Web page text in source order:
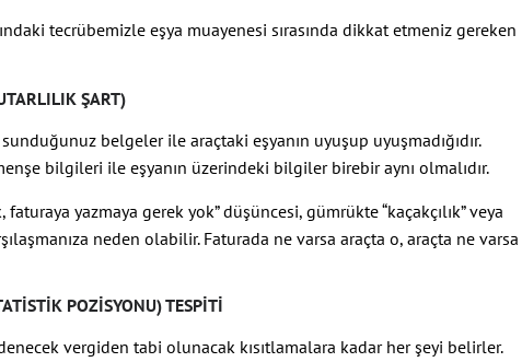
tecrübemizle eşya muayenesi sırasında dikkat etmeniz gereken
ŞART)
belgeler ile araçtaki eşyanın uyuşup uyuşmadığıdır.
bilgileri ile eşyanın üzerindeki bilgiler birebir aynı olmalıdır.
yazmaya gerek yok” düşüncesi, gümrükte “kaçakçılık” veya
neden olabilir. Faturada ne varsa araçta o, araçta ne varsa
POZISYONU) TESPITI
vergiden tabi olunacak kısıtlamalara kadar her şeyi belirler.